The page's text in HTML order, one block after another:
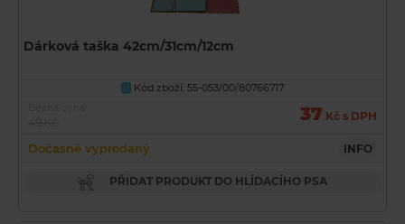
Dárková taška 42cm/31cm/12cm
U
Kód zboží: 55-053/00/80766717
37 Kč s DPH
Dočasně vyprodaný INFO
PŘIDAT PRODUKT DO HLÍDACÍHO PSA